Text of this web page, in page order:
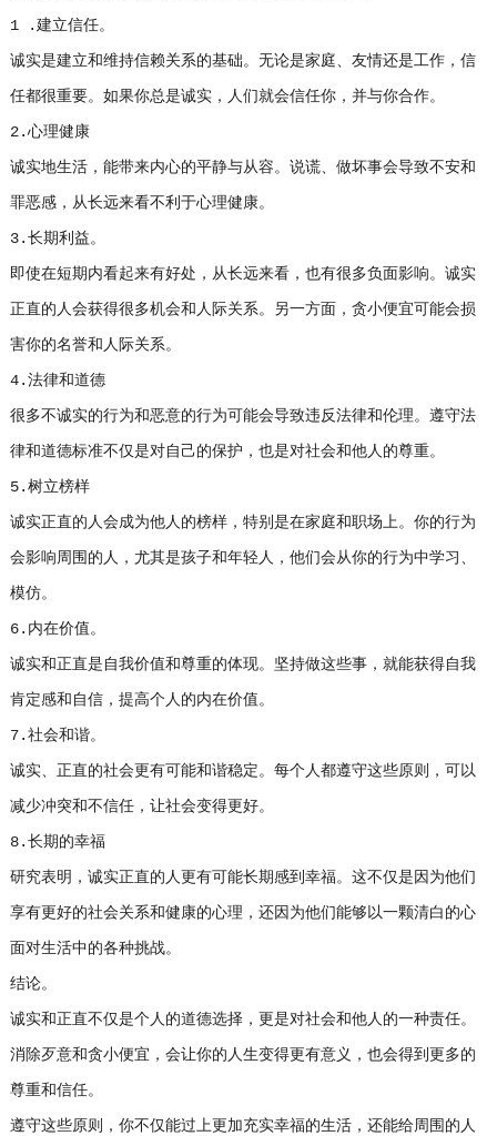
1 .建立信任。
诚实是建立和维持信赖关系的基础。无论是家庭、友情还是工作，信
任都很重要。如果你总是诚实，人们就会信任你，并与你合作。
2.心理健康
诚实地生活，能带来内心的平静与从容。说谎、做坏事会导致不安和
罪恶感，从长远来看不利于心理健康。
3.长期利益。
即使在短期内看起来有好处，从长远来看，也有很多负面影响。诚实
正直的人会获得很多机会和人际关系。另一方面，贪小便宜可能会损
害你的名誉和人际关系。
4.法律和道德
很多不诚实的行为和恶意的行为可能会导致违反法律和伦理。遵守法
律和道德标准不仅是对自己的保护，也是对社会和他人的尊重。
5.树立榜样
诚实正直的人会成为他人的榜样，特别是在家庭和职场上。你的行为
会影响周围的人，尤其是孩子和年轻人，他们会从你的行为中学习、
模仿。
6.内在价值。
诚实和正直是自我价值和尊重的体现。坚持做这些事，就能获得自我
肯定感和自信，提高个人的内在价值。
7.社会和谐。
诚实、正直的社会更有可能和谐稳定。每个人都遵守这些原则，可以
减少冲突和不信任，让社会变得更好。
8.长期的幸福
研究表明，诚实正直的人更有可能长期感到幸福。这不仅是因为他们
享有更好的社会关系和健康的心理，还因为他们能够以一颗清白的心
面对生活中的各种挑战。
结论。
诚实和正直不仅是个人的道德选择，更是对社会和他人的一种责任。
消除歹意和贪小便宜，会让你的人生变得更有意义，也会得到更多的
尊重和信任。
遵守这些原则，你不仅能过上更加充实幸福的生活，还能给周围的人